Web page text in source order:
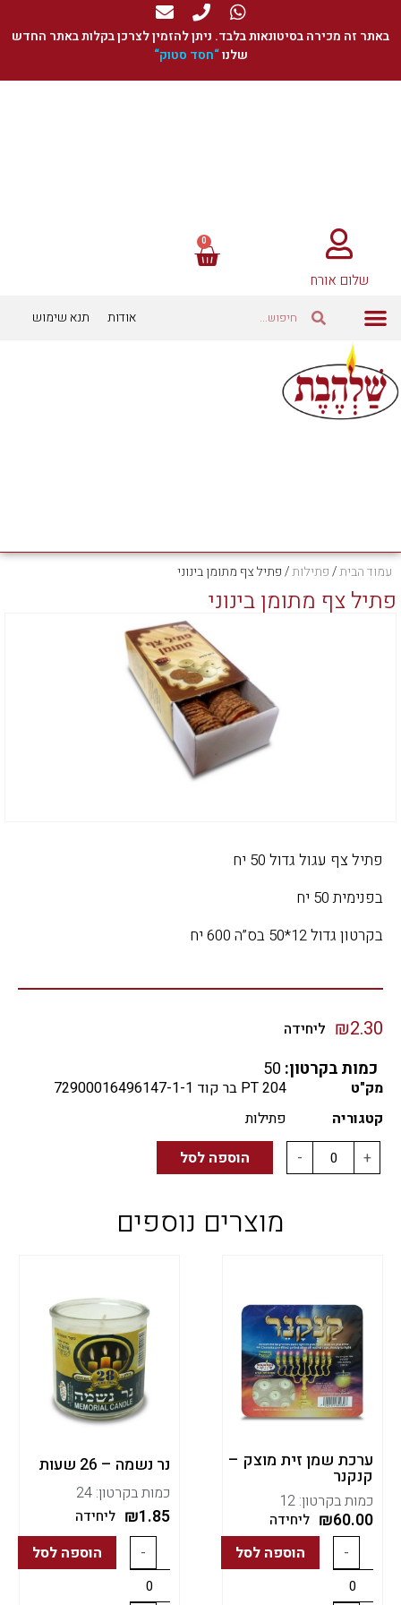
באתר זה מכירה בסיטונאות בלבד. ניתן להזמין לצרכן בקלות באתר החדש
שלנו“חסד סטוק“
שלום אורח
אודות תנא שימוש
עמוד הבית/פתילות/ פתיל צף מתומן בינוני
פתיל צף מתומן בינוני
פתיל צף עגול גדול 50 יח
בפנימית 50 יח
בקרטון גדול 12*50 בס”ה 600 יח
₪2.30 ליחידה
כמות בקרטון: 50
מק"ט
PT 204 בר קוד 72900016496147-1-1
קטגוריה
פתילות
-
+ הוספה לסל
מוצרים נוספים
ערכת שמן זית מוצק –
קנקנר
כמות בקרטון: 12
₪60.00 ליחידה
- הוספה לסל
נר נשמה – 26 שעות
כמות בקרטון: 24
₪1.85 ליחידה
- הוספה לסל